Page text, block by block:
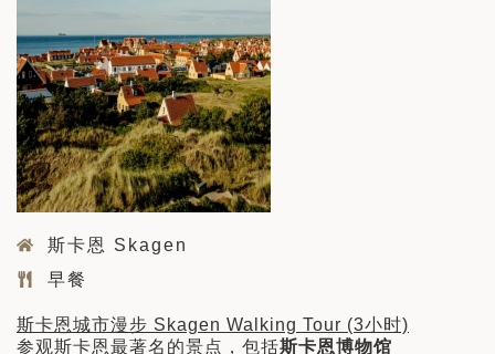
斯卡恩 Skagen
早餐
斯卡恩城市漫步 Skagen Walking Tour (3小时)
参观斯卡恩最著名的景点，包括斯卡恩博物馆